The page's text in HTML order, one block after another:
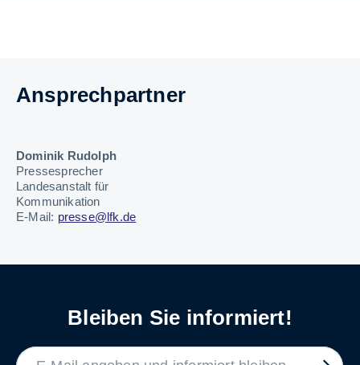
Ansprechpartner
Dominik Rudolph
Pressesprecher
Landesanstalt für
Kommunikation
E-Mail: presse@lfk.de
Bleiben Sie informiert!